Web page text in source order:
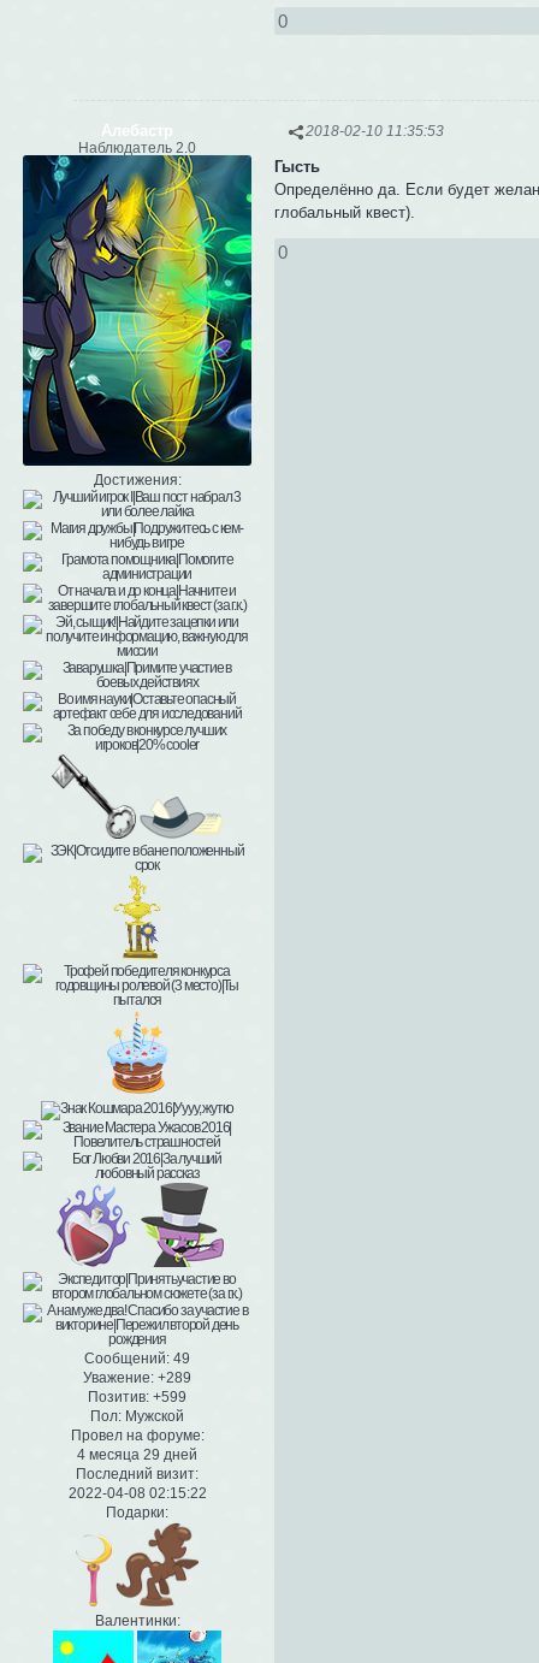
0
2018-02-10 11:35:53
Алебастр
Наблюдатель 2.0
Достижения:
Сообщений: 49
Уважение: +289
Позитив: +599
Пол: Мужской
Провел на форуме:
4 месяца 29 дней
Последний визит:
2022-04-08 02:15:22
Подарки:
Валентинки:
Гысть
Определённо да. Если будет
глобальный квест).
0